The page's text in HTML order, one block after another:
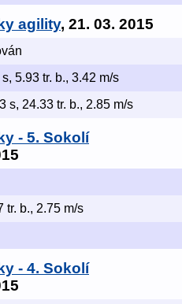
agility, 21. 03. 2015
5.93 tr. b., 3.42 m/s
s, 24.33 tr. b., 2.85 m/s
- 5. Sokolí
tr. b., 2.75 m/s
- 4. Sokolí